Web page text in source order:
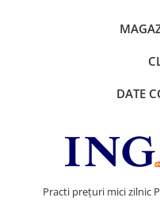
DATE
Practi prețuri mici zilnic